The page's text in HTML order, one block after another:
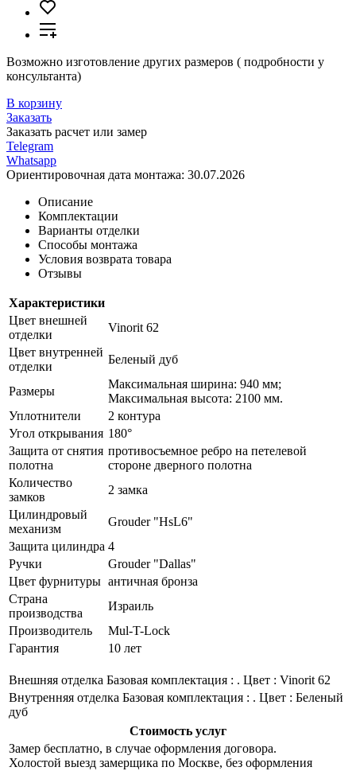
Возможно изготовление других размеров ( подробности у
консультанта)
В корзину
Заказать
Заказать расчет или замер
Telegram
Whatsapp
Ориентировочная дата монтажа: 30.07.2026
Описание
Комплектации
Варианты отделки
Способы монтажа
Условия возврата товара
Отзывы
Характеристики
Цвет внешней
отделки
Vinorit 62
Цвет внутренней
отделки
Беленый дуб
Размеры
Максимальная ширина: 940 мм;
Максимальная высота: 2100 мм.
Уплотнители
2 контура
Угол открывания 180°
Защита от снятия
полотна
противосъемное ребро на петелевой
стороне дверного полотна
Количество
замков
2 замка
Цилиндровый
механизм
Grouder "HsL6"
Защита цилиндра 4
Ручки
Grouder "Dallas"
Цвет фурнитуры античная бронза
Страна
производства
Израиль
Производитель
Mul-T-Lock
Гарантия
10 лет
Внешняя отделка Базовая комплектация : . Цвет : Vinorit 62
Внутренняя отделка Базовая комплектация : . Цвет : Беленый
дуб
Стоимость услуг
Замер бесплатно, в случае оформления договора.
Холостой выезд замерщика по Москве, без оформления